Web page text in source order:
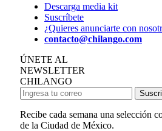
Descarga media kit
Suscríbete
¿Quieres anunciarte con
contacto@chilango.com
ÚNETE AL
NEWSLETTER
CHILANGO
Recibe cada semana una selección
de la Ciudad de México.